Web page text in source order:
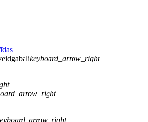
keyboard_arrow_right